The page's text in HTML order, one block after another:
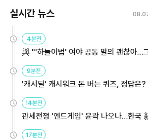
실시간 뉴스
4분전
與 "'하늘이법' 여야 공동 발의 괜찮아…
9분전
'캐시딜' 캐시워크 돈 버는 퀴즈, 정답은?
14분전
관세전쟁 '엔드게임' 윤곽 나오나…한국
용해야
17분전